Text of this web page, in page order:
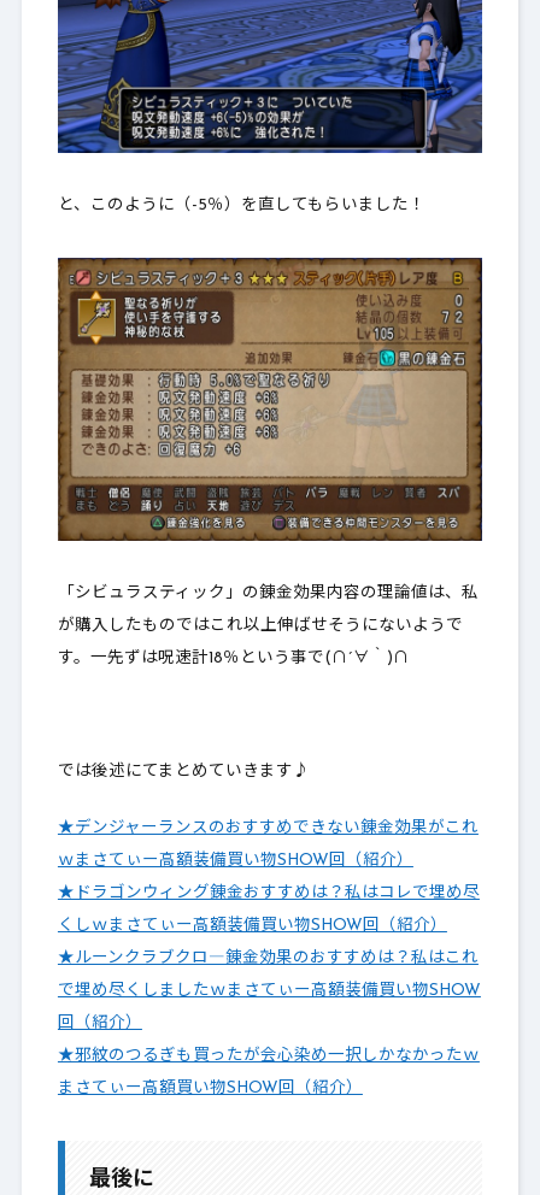
と、このように（-5％）を直してもらいました！
「シビュラスティック」の錬金効果内容の理論値は、私
が購入したものではこれ以上伸ばせそうにないようで
す。 一先ずは呪速計18％という事で(∩´∀｀)∩
では後述にてまとめていきます♪
★デンジャーランスのおすすめできない錬金効果がこれ
ｗまさてぃー高額装備買い物SHOW回（紹介）
★ドラゴンウィング錬金おすすめは？私はコレで埋め尽
くしｗまさてぃー高額装備買い物SHOW回（紹介）
★ルーンクラブクロ―錬金効果のおすすめは？私はこれ
で埋め尽くしましたｗまさてぃー高額装備買い物SHOW
回（紹介）
★邪紋のつるぎも買ったが会心染め一択しかなかったｗ
まさてぃー高額買い物SHOW回（紹介）
最後に